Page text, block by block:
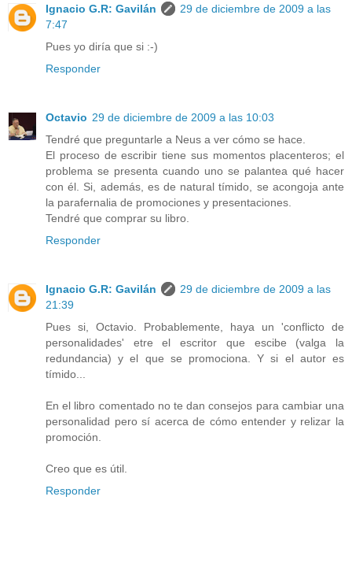
Ignacio G.R: Gavilán
29 de diciembre de 2009 a las
7:47
Pues yo diría que si :-)
Responder
Octavio 29 de diciembre de 2009 a las 10:03
Tendré que preguntarle a Neus a ver cómo se hace.
El proceso de escribir tiene sus momentos placenteros; el
problema se presenta cuando uno se palantea qué hacer
con él. Si, además, es de natural tímido, se acongoja ante
la parafernalia de promociones y presentaciones.
Tendré que comprar su libro.
Responder
Ignacio G.R: Gavilán
29 de diciembre de 2009 a las
21:39
Pues si, Octavio. Probablemente, haya un 'conflicto de
personalidades' etre el escritor que escibe (valga la
redundancia) y el que se promociona. Y si el autor es
tímido...
En el libro comentado no te dan consejos para cambiar una
personalidad pero sí acerca de cómo entender y relizar la
promoción.
Creo que es útil.
Responder